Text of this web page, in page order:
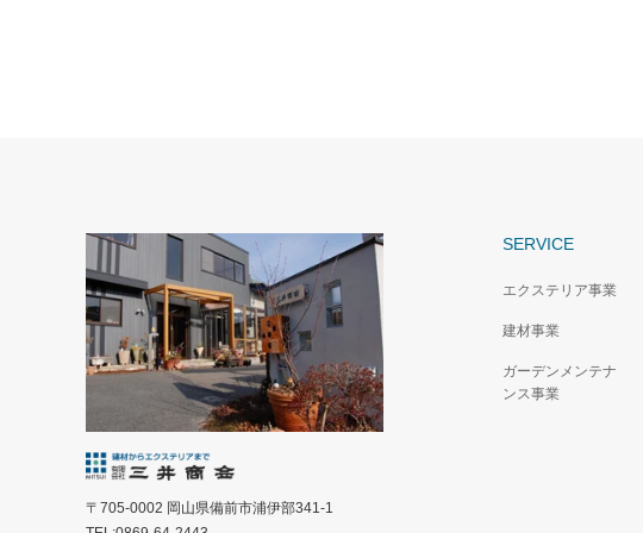
SERVICE
エクステリア事業
建材事業
ガーデンメンテナ
ンス事業
〒705-0002 岡山県備前市浦伊部341-1